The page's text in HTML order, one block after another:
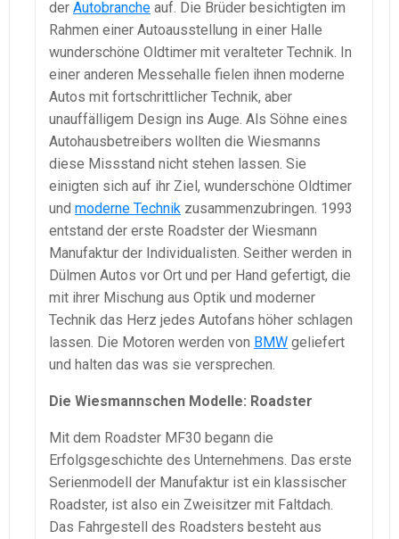
der Autobranche auf. Die Brüder besichtigten im
Rahmen einer Autoausstellung in einer Halle
wunderschöne Oldtimer mit veralteter Technik. In
einer anderen Messehalle fielen ihnen moderne
Autos mit fortschrittlicher Technik, aber
unauffälligem Design ins Auge. Als Söhne eines
Autohausbetreibers wollten die Wiesmanns
diese Missstand nicht stehen lassen. Sie
einigten sich auf ihr Ziel, wunderschöne Oldtimer
und moderne Technik zusammenzubringen. 1993
entstand der erste Roadster der Wiesmann
Manufaktur der Individualisten. Seither werden in
Dülmen Autos vor Ort und per Hand gefertigt, die
mit ihrer Mischung aus Optik und moderner
Technik das Herz jedes Autofans höher schlagen
lassen. Die Motoren werden von BMW geliefert
und halten das was sie versprechen.
Die Wiesmannschen Modelle: Roadster
Mit dem Roadster MF30 begann die
Erfolgsgeschichte des Unternehmens. Das erste
Serienmodell der Manufaktur ist ein klassischer
Roadster, ist also ein Zweisitzer mit Faltdach.
Das Fahrgestell des Roadsters besteht aus